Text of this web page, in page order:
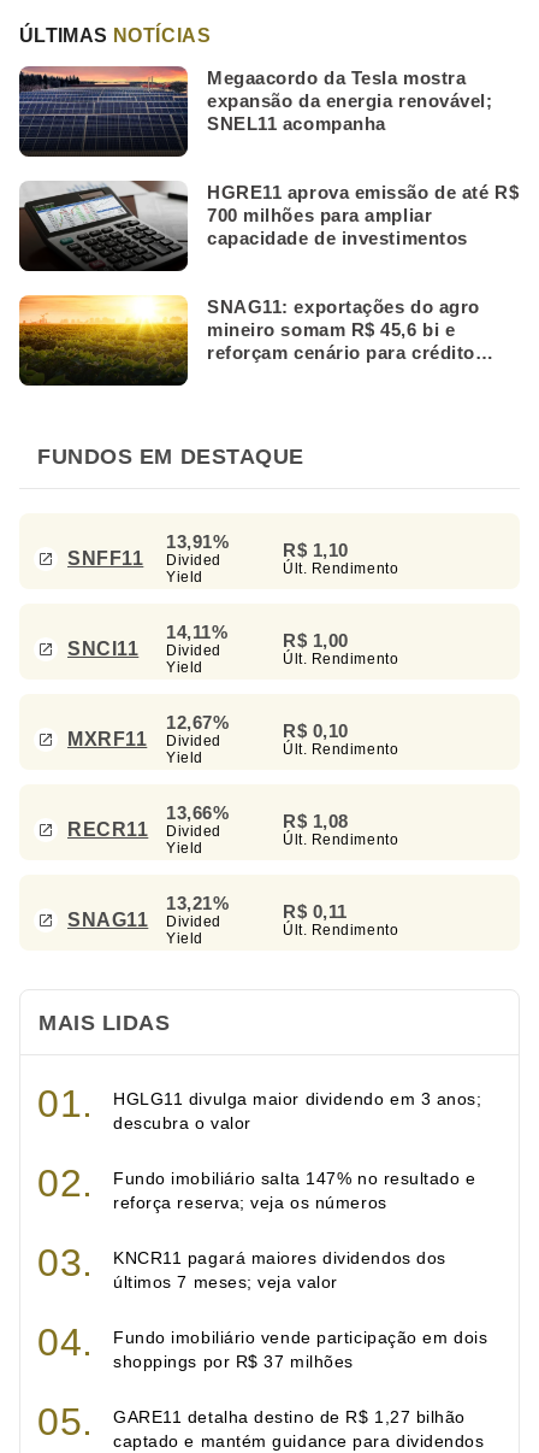
ÚLTIMAS NOTÍCIAS
Megaacordo da Tesla mostra
expansão da energia renovável;
SNEL11 acompanha
HGRE11 aprova emissão de até R$
700 milhões para ampliar
capacidade de investimentos
SNAG11: exportações do agro
mineiro somam R$ 45,6 bi e
reforçam cenário para crédito
FUNDOS EM DESTAQUE
SNFF11
13,91%
Divided
Yield
R$ 1,10
Últ. Rendimento
SNCI11
14,11%
Divided
Yield
R$ 1,00
Últ. Rendimento
MXRF11
12,67%
Divided
Yield
R$ 0,10
Últ. Rendimento
RECR11
13,66%
Divided
Yield
R$ 1,08
Últ. Rendimento
SNAG11
13,21%
Divided
Yield
R$ 0,11
Últ. Rendimento
MAIS LIDAS
HGLG11 divulga maior dividendo em 3 anos;
descubra o valor
Fundo imobiliário salta 147% no resultado e
reforça reserva; veja os números
KNCR11 pagará maiores dividendos dos
últimos 7 meses; veja valor
Fundo imobiliário vende participação em dois
shoppings por R$ 37 milhões
GARE11 detalha destino de R$ 1,27 bilhão
captado e mantém guidance para dividendos